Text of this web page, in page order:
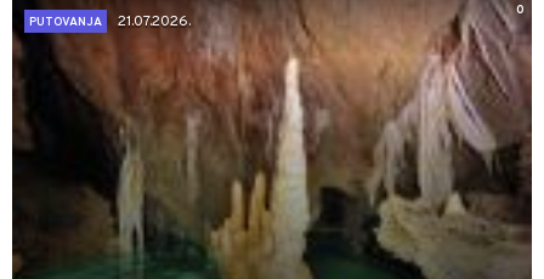
0
PUTOVANJA
21.07.2026.